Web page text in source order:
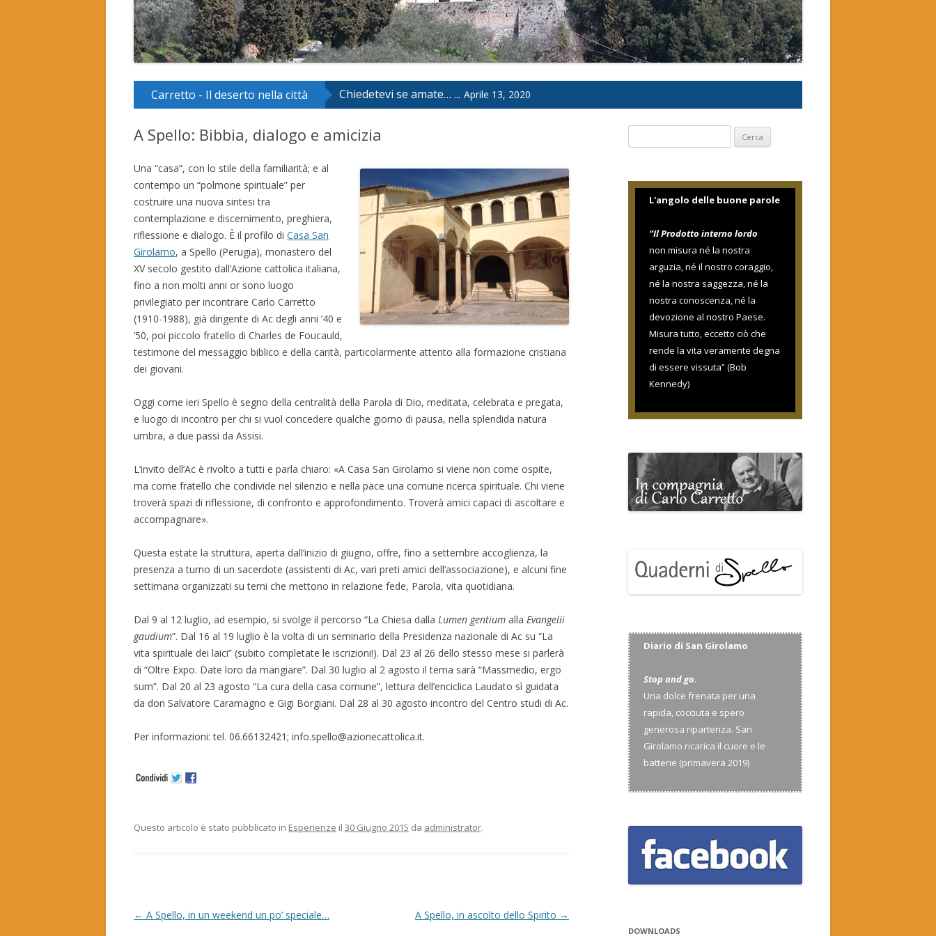
Carretto - Il deserto nella città Chiedetevi se amate… ... Aprile 13, 2020
A Spello: Bibbia, dialogo e amicizia
Una “casa”, con lo stile della familiarità; e al
contempo un “polmone spirituale” per
costruire una nuova sintesi tra
contemplazione e discernimento, preghiera,
riflessione e dialogo. È il profilo di Casa San
Girolamo, a Spello (Perugia), monastero del
XV secolo gestito dall’Azione cattolica italiana,
fino a non molti anni or sono luogo
privilegiato per incontrare Carlo Carretto
(1910-1988), già dirigente di Ac degli anni ’40 e
’50, poi piccolo fratello di Charles de Foucauld,
testimone del messaggio biblico e della carità, particolarmente attento alla formazione cristiana
dei giovani.
Oggi come ieri Spello è segno della centralità della Parola di Dio, meditata, celebrata e pregata,
e luogo di incontro per chi si vuol concedere qualche giorno di pausa, nella splendida natura
umbra, a due passi da Assisi.
L’invito dell’Ac è rivolto a tutti e parla chiaro: «A Casa San Girolamo si viene non come ospite,
ma come fratello che condivide nel silenzio e nella pace una comune ricerca spirituale. Chi viene
troverà spazi di riflessione, di confronto e approfondimento. Troverà amici capaci di ascoltare e
accompagnare».
Questa estate la struttura, aperta dall’inizio di giugno, offre, fino a settembre accoglienza, la
presenza a turno di un sacerdote (assistenti di Ac, vari preti amici dell’associazione), e alcuni fine
settimana organizzati su temi che mettono in relazione fede, Parola, vita quotidiana.
Dal 9 al 12 luglio, ad esempio, si svolge il percorso “La Chiesa dalla Lumen gentium alla Evangelii
gaudium”. Dal 16 al 19 luglio è la volta di un seminario della Presidenza nazionale di Ac su “La
vita spirituale dei laici” (subito completate le iscrizioni!). Dal 23 al 26 dello stesso mese si parlerà
di “Oltre Expo. Date loro da mangiare”. Dal 30 luglio al 2 agosto il tema sarà “Massmedio, ergo
sum”. Dal 20 al 23 agosto “La cura della casa comune”, lettura dell’enciclica Laudato sì guidata
da don Salvatore Caramagno e Gigi Borgiani. Dal 28 al 30 agosto incontro del Centro studi di Ac.
Per informazioni: tel. 06.66132421; info.spello@azionecattolica.it.
Questo articolo è stato pubblicato in Esperienze il 30 Giugno 2015 da administrator.
N
← A Spello, in un weekend un po’ speciale… A Spello, in ascolto dello Spirito →
per:
L'angolo delle buone parole
“Il Prodotto interno lordo
non misura né la nostra
arguzia, né il nostro coraggio,
né la nostra saggezza, né la
nostra conoscenza, né la
devozione al nostro Paese.
Misura tutto, eccetto ciò che
rende la vita veramente degna
di essere vissuta” (Bob
Kennedy)
Diario di San Girolamo
Stop and go.
Una dolce frenata per una
rapida, cocciuta e spero
generosa ripartenza. San
Girolamo ricarica il cuore e le
batterie (primavera 2019)
DOWNLOADS